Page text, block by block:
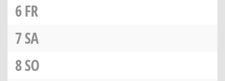
6FR
7SA
8SO